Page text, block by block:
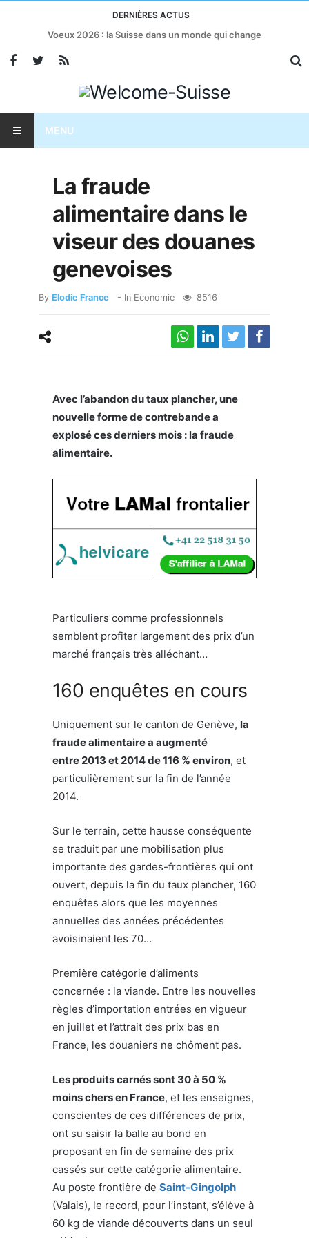
DERNIÈRES ACTUS
Voeux 2026 : la Suisse dans un monde qui change
MENU
La fraude
alimentaire dans le
viseur des douanes
genevoises
By Elodie France - In Economie 8516
Avec l’abandon du taux plancher, une
nouvelle forme de contrebande a
explosé ces derniers mois : la fraude
alimentaire.
Particuliers comme professionnels
semblent profiter largement des prix d’un
marché français très alléchant…
160 enquêtes en cours
Uniquement sur le canton de Genève, la
fraude alimentaire a augmenté
entre 2013 et 2014 de 116 % environ, et
particulièrement sur la fin de l’année
2014.
Sur le terrain, cette hausse conséquente
se traduit par une mobilisation plus
importante des gardes-frontières qui ont
ouvert, depuis la fin du taux plancher, 160
enquêtes alors que les moyennes
annuelles des années précédentes
avoisinaient les 70…
Première catégorie d’aliments
concernée : la viande. Entre les nouvelles
règles d’importation entrées en vigueur
en juillet et l’attrait des prix bas en
France, les douaniers ne chôment pas.
Les produits carnés sont 30 à 50 %
moins chers en France, et les enseignes,
conscientes de ces différences de prix,
ont su saisir la balle au bond en
proposant en fin de semaine des prix
cassés sur cette catégorie alimentaire.
Au poste frontière de Saint-Gingolph
(Valais), le record, pour l’instant, s’élève à
60 kg de viande découverts dans un seul